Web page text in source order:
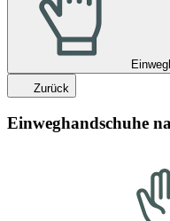
Zurück
Einweghandschuhe